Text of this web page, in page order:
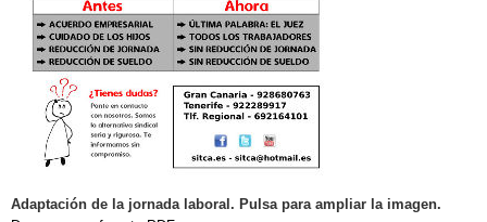
Adaptación de la jornada laboral. Pulsa para ampliar la imagen.